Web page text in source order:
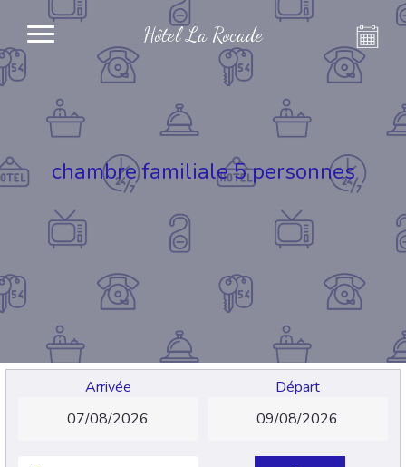
Hôtel La Rocade
chambre familiale 5 personnes
Arrivée Départ